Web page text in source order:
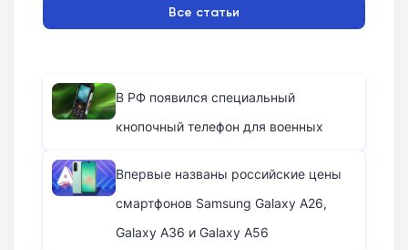
Все статьи
В РФ появился специальный
кнопочный телефон для военных
Впервые названы российские цены
смартфонов Samsung Galaxy A26,
Galaxy A36 и Galaxy A56